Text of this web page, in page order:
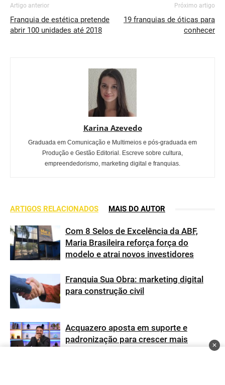
Artigo anterior
Franquia de estética pretende
abrir 100 unidades até 2018
Próximo artigo
19 franquias de óticas para
conhecer
Karina Azevedo
Graduada em Comunicação e Multimeios e pós-graduada em
Produção e Gestão Editorial. Escreve sobre cultura,
empreendedorismo, marketing digital e franquias.
ARTIGOS RELACIONADOS MAIS DO AUTOR
Com 8 Selos de Excelência da ABF,
Maria Brasileira reforça força do
modelo e atrai novos investidores
Franquia Sua Obra: marketing digital
para construção civil
Acquazero aposta em suporte e
padronização para crescer mais
✕